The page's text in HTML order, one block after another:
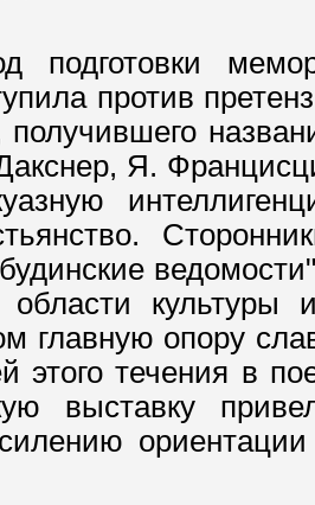
подготовки
против
получившего
Я.
культуры
главную опору
этого течения в
выставку